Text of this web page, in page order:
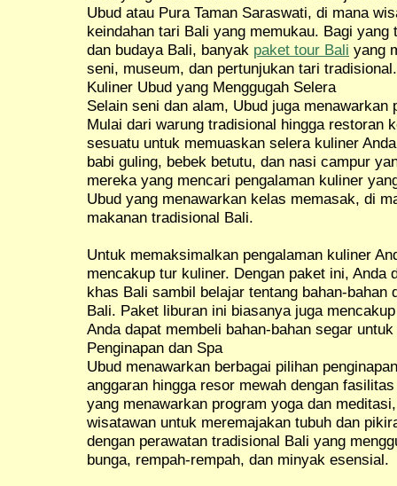
Ubud atau Pura Taman Saraswati, di mana
keindahan tari Bali yang memukau. Bagi
dan budaya Bali, banyak paket tour Bali yang
seni, museum, dan pertunjukan tari tradisional.
Kuliner Ubud yang Menggugah Selera
Selain seni dan alam, Ubud juga
Mulai dari warung tradisional hingga restoran
sesuatu untuk memuaskan selera kuliner
babi guling, bebek betutu, dan nasi campur
mereka yang mencari pengalaman kuliner
Ubud yang menawarkan kelas memasak, di
makanan tradisional Bali.
Untuk memaksimalkan pengalaman kuliner
mencakup tur kuliner. Dengan paket ini, Anda
khas Bali sambil belajar tentang bahan-
Bali. Paket liburan ini biasanya juga
Anda dapat membeli bahan-bahan segar
Penginapan dan Spa
Ubud menawarkan berbagai pilihan
anggaran hingga resor mewah dengan
yang menawarkan program yoga dan
wisatawan untuk meremajakan tubuh dan
dengan perawatan tradisional Bali yang
bunga, rempah-rempah, dan minyak esensial.